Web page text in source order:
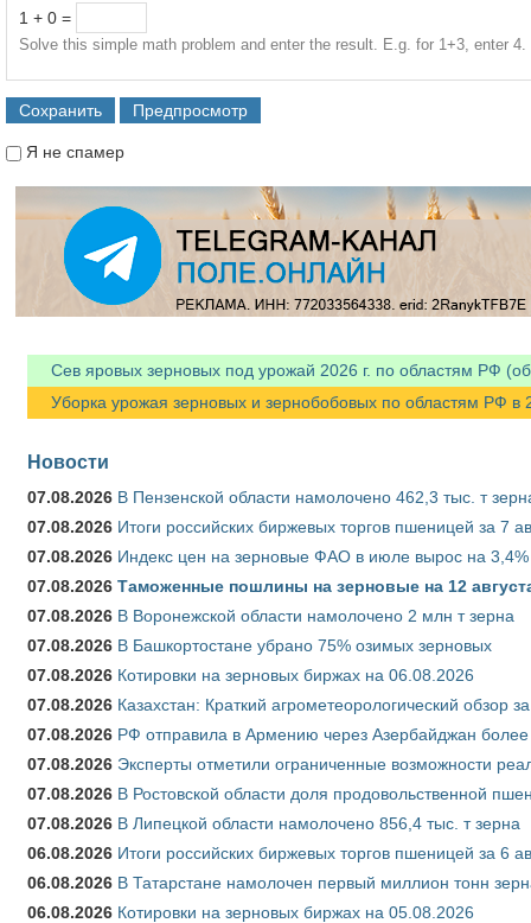
1 + 0 =
Solve this simple math problem and enter the result. E.g. for 1+3, enter 4.
Я не спамер
Сев яровых зерновых под урожай 2026 г. по областям РФ
Уборка урожая зерновых и зернобобовых по областям РФ в
Новости
07.08.2026 В Пензенской области намолочено 462,3 тыс. т
07.08.2026 Итоги российских биржевых торгов пшеницей за 7
07.08.2026 Индекс цен на зерновые ФАО в июле вырос на 3,4%
07.08.2026 Таможенные пошлины на зерновые на 12
07.08.2026 В Воронежской области намолочено 2 млн т зерна
07.08.2026 В Башкортостане убрано 75% озимых зерновых
07.08.2026 Котировки на зерновых биржах на 06.08.2026
07.08.2026 Казахстан: Краткий агрометеорологический обзор
07.08.2026 РФ отправила в Армению через Азербайджан более
07.08.2026 Эксперты отметили ограниченные возможности
07.08.2026 В Ростовской области доля продовольственной
07.08.2026 В Липецкой области намолочено 856,4 тыс. т зерна
06.08.2026 Итоги российских биржевых торгов пшеницей за 6
06.08.2026 В Татарстане намолочен первый миллион тонн
06.08.2026 Котировки на зерновых биржах на 05.08.2026